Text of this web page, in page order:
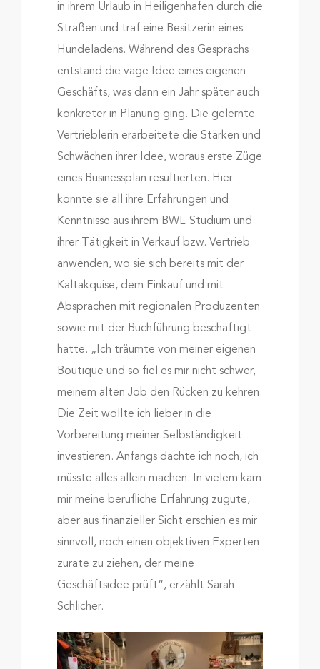
in ihrem Urlaub in Heiligenhafen durch die
Straßen und traf eine Besitzerin eines
Hundeladens. Während des Gesprächs
entstand die vage Idee eines eigenen
Geschäfts, was dann ein Jahr später auch
konkreter in Planung ging. Die gelernte
Vertrieblerin erarbeitete die Stärken und
Schwächen ihrer Idee, woraus erste Züge
eines Businessplan resultierten. Hier
konnte sie all ihre Erfahrungen und
Kenntnisse aus ihrem BWL-Studium und
ihrer Tätigkeit in Verkauf bzw. Vertrieb
anwenden, wo sie sich bereits mit der
Kaltakquise, dem Einkauf und mit
Absprachen mit regionalen Produzenten
sowie mit der Buchführung beschäftigt
hatte. „Ich träumte von meiner eigenen
Boutique und so fiel es mir nicht schwer,
meinem alten Job den Rücken zu kehren.
Die Zeit wollte ich lieber in die
Vorbereitung meiner Selbständigkeit
investieren. Anfangs dachte ich noch, ich
müsste alles allein machen. In vielem kam
mir meine berufliche Erfahrung zugute,
aber aus finanzieller Sicht erschien es mir
sinnvoll, noch einen objektiven Experten
zurate zu ziehen, der meine
Geschäftsidee prüft“, erzählt Sarah
Schlicher.